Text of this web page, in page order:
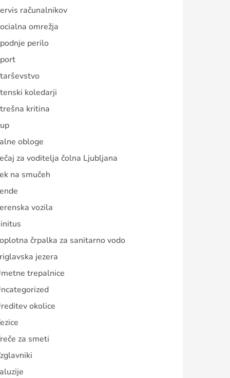
računalnikov
omrežja
perilo
koledarji
kritina
obloge
za voditelja čolna Ljubljana
na smučeh
vozila
črpalka za sanitarno vodo
jezera
trepalnice
okolice
za smeti